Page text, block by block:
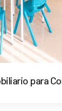
para